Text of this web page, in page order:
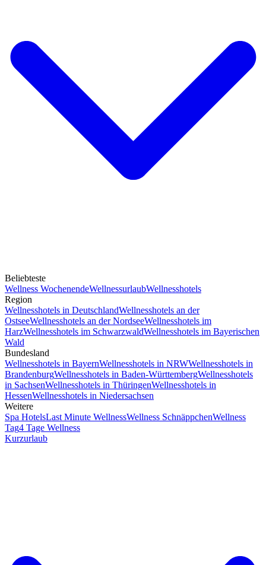
Beliebteste
Wellness WochenendeWellnessurlaubWellnesshotels
Region
Wellnesshotels in DeutschlandWellnesshotels an der
OstseeWellnesshotels an der NordseeWellnesshotels im
HarzWellnesshotels im SchwarzwaldWellnesshotels im Bayerischen
Wald
Bundesland
Wellnesshotels in BayernWellnesshotels in NRWWellnesshotels in
BrandenburgWellnesshotels in Baden-WürttembergWellnesshotels
in SachsenWellnesshotels in ThüringenWellnesshotels in
HessenWellnesshotels in Niedersachsen
Weitere
Spa HotelsLast Minute WellnessWellness SchnäppchenWellness
Tag4 Tage Wellness
Kurzurlaub